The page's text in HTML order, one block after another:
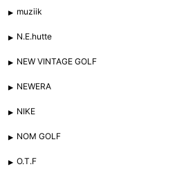
muziik
N.E.hutte
NEW VINTAGE GOLF
NEWERA
NIKE
NOM GOLF
O.T.F